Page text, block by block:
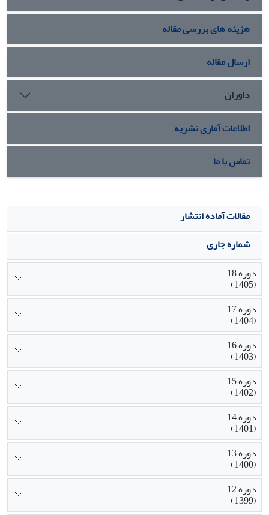
هزینه های بررسی مقاله
ارسال مقاله
داوران
اطلاعات آماری نشریه
تماس با ما
مقالات آماده انتشار
شماره جاری
دوره 18
(1405)
دوره 17
(1404)
دوره 16
(1403)
دوره 15
(1402)
دوره 14
(1401)
دوره 13
(1400)
دوره 12
(1399)